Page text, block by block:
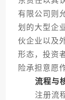
有限公司则
划的大型企
伙企业以及
形态，投资
险承担意愿
流程与
注册流程